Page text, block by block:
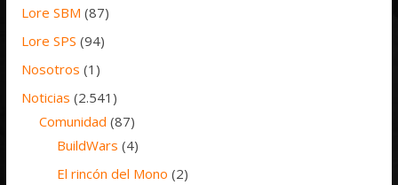
Lore SBM (87)
Lore SPS (94)
Nosotros (1)
Noticias (2.541)
Comunidad (87)
BuildWars (4)
El rincón del Mono (2)